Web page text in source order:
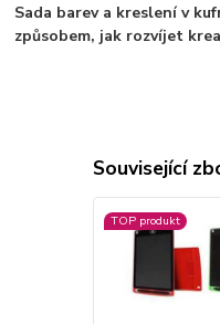
Sada barev a kreslení v
způsobem, jak rozvíjet
Související
TOP produkt